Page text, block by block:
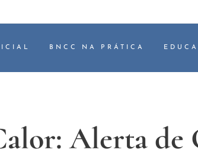
BNCC NA PRÁTICA
Alerta de